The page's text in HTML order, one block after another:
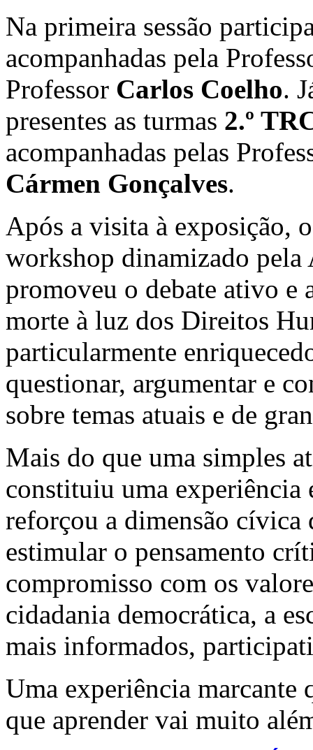
Na primeira sessão
acompanhadas pela
Professor Carlos Coelho.
presentes as turmas 2.º
acompanhadas pelas
Cármen Gonçalves.
Após a visita à exposição,
workshop dinamizado
promoveu o debate ativo e
morte à luz dos Direitos
particularmente
questionar, argumentar e
sobre temas atuais e de
Mais do que uma simples
constituiu uma experiência
reforçou a dimensão cívica
estimular o pensamento
compromisso com os
cidadania democrática, a
mais informados,
Uma experiência marcante
que aprender vai muito